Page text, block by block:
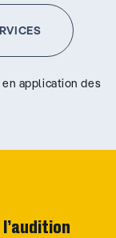
application des